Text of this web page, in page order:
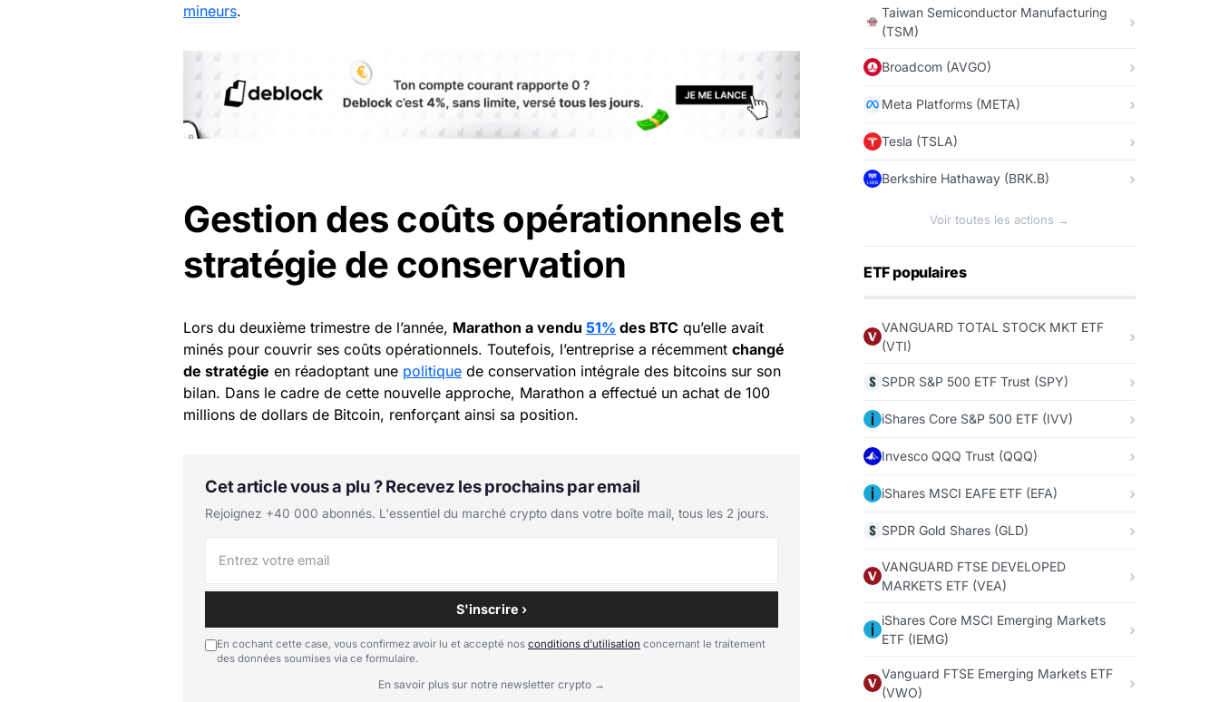
mineurs.
Gestion des coûts opérationnels et
stratégie de conservation
Lors du deuxième trimestre de l’année, Marathon a vendu 51% des BTC qu’elle avait
minés pour couvrir ses coûts opérationnels. Toutefois, l’entreprise a récemment changé
de stratégie en réadoptant une politique de conservation intégrale des bitcoins sur son
bilan. Dans le cadre de cette nouvelle approche, Marathon a effectué un achat de 100
millions de dollars de Bitcoin, renforçant ainsi sa position.
Cet article vous a plu ? Recevez les prochains par email
Rejoignez +40 000 abonnés. L'essentiel du marché crypto dans votre boîte mail, tous les 2 jours.
S'inscrire ›
En cochant cette case, vous confirmez avoir lu et accepté nos conditions d'utilisation concernant le traitement
des données soumises via ce formulaire.
En savoir plus sur notre newsletter crypto →
Taiwan Semiconductor Manufacturing
(TSM)
Broadcom (AVGO)
Meta Platforms (META)
Tesla (TSLA)
Berkshire Hathaway (BRK.B)
Voir toutes les actions →
ETF populaires
VANGUARD TOTAL STOCK MKT ETF
(VTI)
SPDR S&P 500 ETF Trust (SPY)
iShares Core S&P 500 ETF (IVV)
Invesco QQQ Trust (QQQ)
iShares MSCI EAFE ETF (EFA)
SPDR Gold Shares (GLD)
VANGUARD FTSE DEVELOPED
MARKETS ETF (VEA)
iShares Core MSCI Emerging Markets
ETF (IEMG)
Vanguard FTSE Emerging Markets ETF
(VWO)